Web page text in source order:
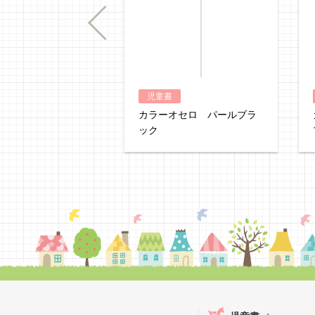
Previous
児童書
カラーオセロ パールブラ
ック